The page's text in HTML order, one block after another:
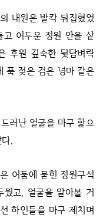
내원은 발칵 뒤집혔었
고 어두운 정원 안을 샅
후원 깊숙한 뒷담벼락
푹 젖은 검은 넝마 같은
러난 얼굴을 마구 핥으
.
어둠에 묻힌 정원구석
웠고, 얼굴을 알아볼 거
하인들을 마구 제치며